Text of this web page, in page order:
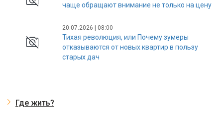
чаще обращают внимание не только на цену
20.07.2026 | 08:00
Тихая революция, или Почему зумеры
отказываются от новых квартир в пользу
старых дач
Где жить?